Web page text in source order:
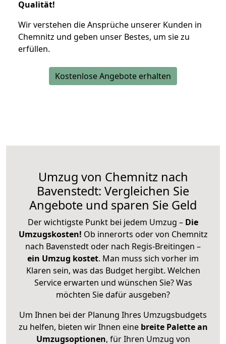
Qualität!
Wir verstehen die Ansprüche unserer Kunden in
Chemnitz und geben unser Bestes, um sie zu
erfüllen.
Kostenlose Angebote erhalten
Umzug von Chemnitz nach
Bavenstedt: Vergleichen Sie
Angebote und sparen Sie Geld
Der wichtigste Punkt bei jedem Umzug – Die
Umzugskosten! Ob innerorts oder von Chemnitz
nach Bavenstedt oder nach Regis-Breitingen –
ein Umzug kostet. Man muss sich vorher im
Klaren sein, was das Budget hergibt. Welchen
Service erwarten und wünschen Sie? Was
möchten Sie dafür ausgeben?
Um Ihnen bei der Planung Ihres Umzugsbudgets
zu helfen, bieten wir Ihnen eine breite Palette an
Umzugsoptionen, für Ihren Umzug von